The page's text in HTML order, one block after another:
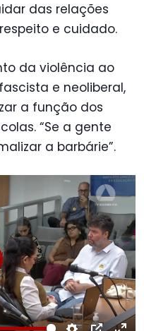
das relações
e cuidado.
da violência ao
e neoliberal,
a função dos
“Se a gente
a barbárie”.